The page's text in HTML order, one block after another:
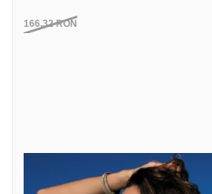
166,32RON